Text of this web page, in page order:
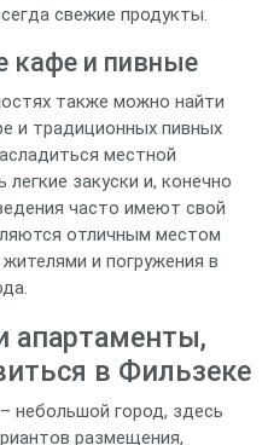
свежие продукты.
кафе и пивные
также можно найти
и традиционных пивных
местной
закуски и, конечно
часто имеют свой
отличным местом
и погружения в
апартаменты,
в Фильзеке
небольшой город, здесь
размещения,